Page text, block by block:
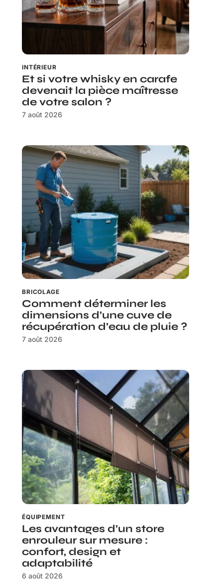
INTÉRIEUR
Et si votre whisky en carafe
devenait la pièce maîtresse
de votre salon ?
7 août 2026
BRICOLAGE
Comment déterminer les
dimensions d’une cuve de
récupération d’eau de pluie ?
7 août 2026
ÉQUIPEMENT
Les avantages d’un store
enrouleur sur mesure :
confort, design et
adaptabilité
6 août 2026